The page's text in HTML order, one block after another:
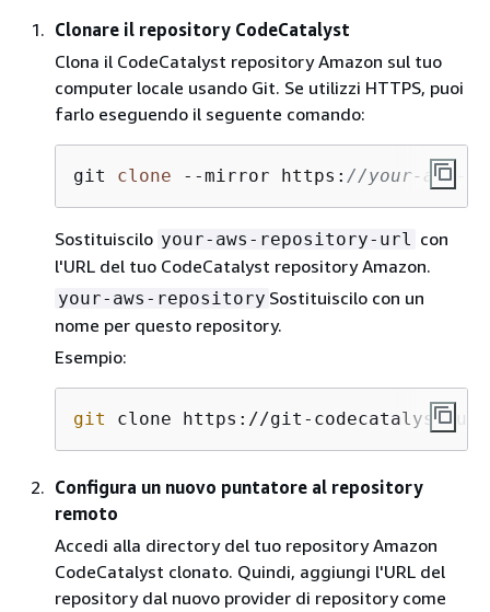
Clonare il repository CodeCatalyst
Clona il CodeCatalyst repository Amazon sul tuo
computer locale usando Git. Se utilizzi HTTPS, puoi
farlo eseguendo il seguente comando:
git clone --mirror https: //your-aws-
Sostituiscilo your-aws-repository-url con
l'URL del tuo CodeCatalyst repository Amazon.
your-aws-repository Sostituiscilo con un
nome per questo repository.
Esempio:
git clone https://git-
Configura un nuovo puntatore al repository
remoto
Accedi alla directory del tuo repository Amazon
CodeCatalyst clonato. Quindi, aggiungi l'URL del
repository dal nuovo provider di repository come